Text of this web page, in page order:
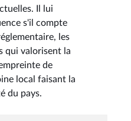
Il lui
s'il compte
les
qui valorisent la
de
local faisant la
du pays.